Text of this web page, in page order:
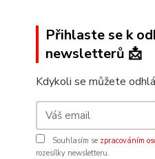
Přihlaste se k
newsletterů 📩
Kdykoli se můžete
Souhlasím se zpracováním
rozesílky newsletteru.